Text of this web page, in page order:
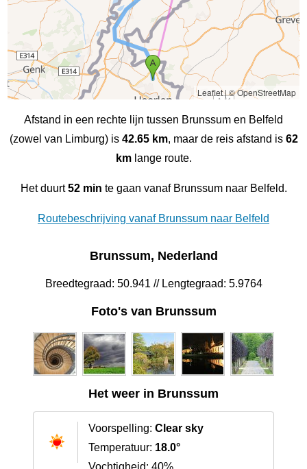
Leaflet|© OpenStreetMap
Afstand in een rechte lijn tussen Brunssum en Belfeld
(zowel van Limburg) is 42.65 km, maar de reis afstand is 62
kmlange route.
Het duurt52 min te gaan vanaf Brunssum naar Belfeld.
Routebeschrijving vanaf Brunssum naar Belfeld
Brunssum, Nederland
Breedtegraad: 50.941 // Lengtegraad: 5.9764
Foto's van Brunssum
Het weer in Brunssum
Voorspelling: Clear sky
Temperatuur: 18.0°